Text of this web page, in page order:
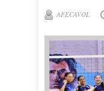
AFECAVOL